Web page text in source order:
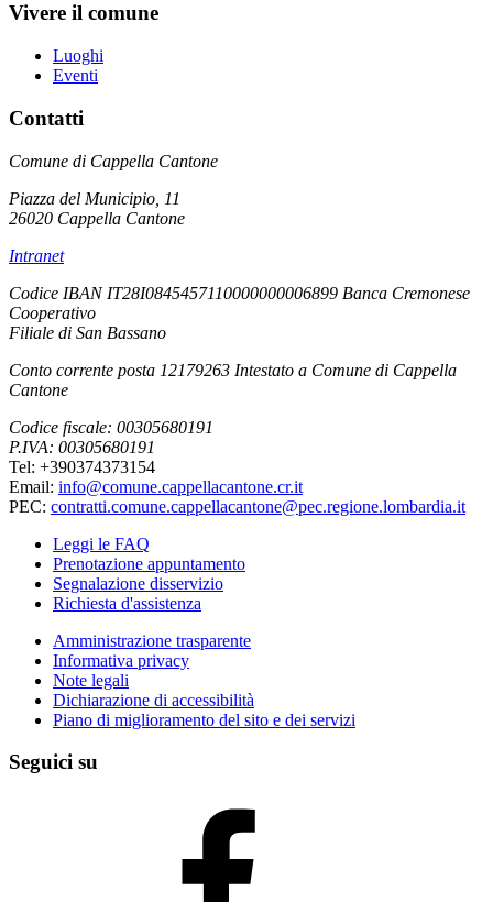
Vivere il comune
Luoghi
Eventi
Contatti
Comune di Cappella Cantone
Piazza del Municipio, 11
26020 Cappella Cantone
Intranet
Codice IBAN IT28I0845457110000000006899 Banca Cremonese
Cooperativo
Filiale di San Bassano
Conto corrente posta 12179263 Intestato a Comune di Cappella
Cantone
Codice fiscale: 00305680191
P.IVA: 00305680191
Tel: +390374373154
Email: info@comune.cappellacantone.cr.it
PEC: contratti.comune.cappellacantone@pec.regione.lombardia.it
Leggi le FAQ
Prenotazione appuntamento
Segnalazione disservizio
Richiesta d'assistenza
Amministrazione trasparente
Informativa privacy
Note legali
Dichiarazione di accessibilità
Piano di miglioramento del sito e dei servizi
Seguici su